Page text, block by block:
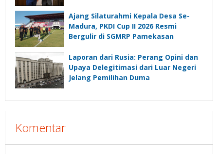
Ajang Silaturahmi Kepala Desa Se-
Madura, PKDI Cup II 2026 Resmi
Bergulir di SGMRP Pamekasan
Laporan dari Rusia: Perang Opini dan
Upaya Delegitimasi dari Luar Negeri
Jelang Pemilihan Duma
Komentar